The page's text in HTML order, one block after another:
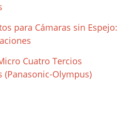
para Cámaras sin Espejo:
Cuatro Tercios
(Panasonic-Olympus)